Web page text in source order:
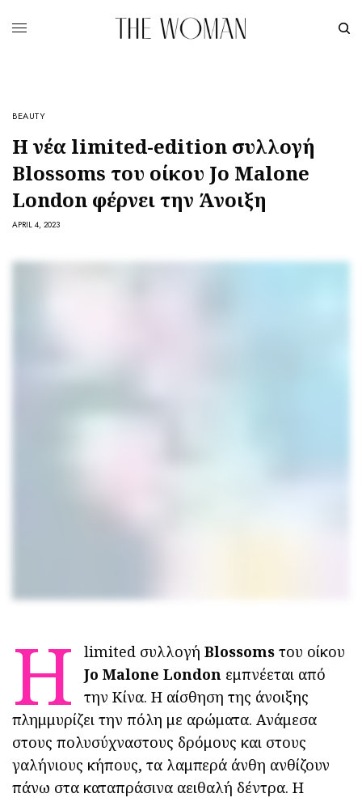
BEAUTY
H νέα limited-edition συλλογή
Blossoms του οίκου Jo Malone
London φέρνει την Άνοιξη
APRIL 4, 2023
H limited συλλογή Blossomsτου οίκου
Jo Malone London εμπνέεται από
την Κίνα. Η αίσθηση της άνοιξης
πλημμυρίζει την πόλη με αρώματα. Ανάμεσα
στους πολυσύχναστους δρόμους και στους
γαλήνιους κήπους, τα λαμπερά άνθη ανθίζουν
πάνω στα καταπράσινα αειθαλή δέντρα. Η